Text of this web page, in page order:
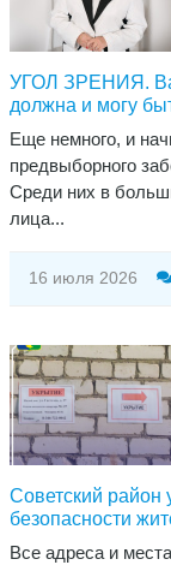
​УГОЛ ЗРЕНИЯ.
должна и могу
Еще немного, и
предвыборного
Среди них в
лица...
16 июля 2026
Советский район
безопасности
Все адреса и